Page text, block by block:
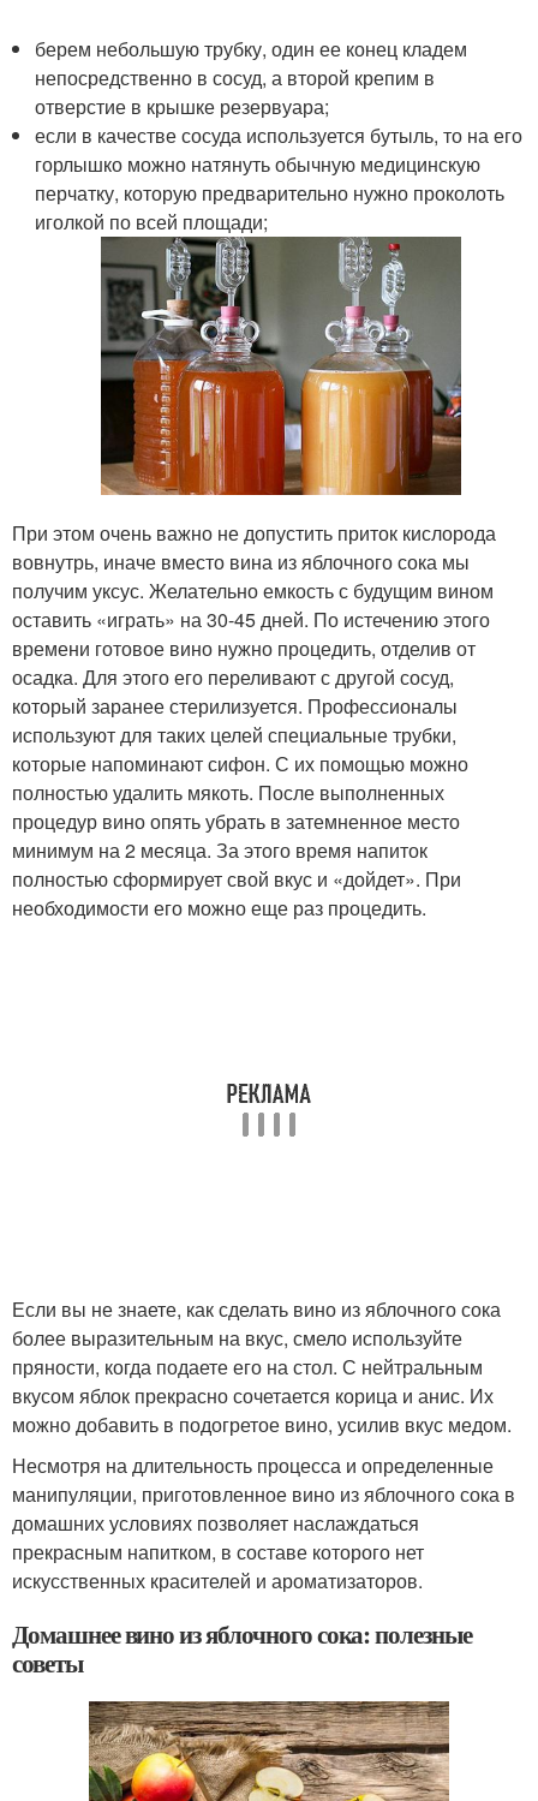
берем небольшую трубку, один ее конец кладем
непосредственно в сосуд, а второй крепим в
отверстие в крышке резервуара;
если в качестве сосуда используется бутыль, то на его
горлышко можно натянуть обычную медицинскую
перчатку, которую предварительно нужно проколоть
иголкой по всей площади;
При этом очень важно не допустить приток кислорода
вовнутрь, иначе вместо вина из яблочного сока мы
получим уксус. Желательно емкость с будущим вином
оставить «играть» на 30-45 дней. По истечению этого
времени готовое вино нужно процедить, отделив от
осадка. Для этого его переливают с другой сосуд,
который заранее стерилизуется. Профессионалы
используют для таких целей специальные трубки,
которые напоминают сифон. С их помощью можно
полностью удалить мякоть. После выполненных
процедур вино опять убрать в затемненное место
минимум на 2 месяца. За этого время напиток
полностью сформирует свой вкус и «дойдет». При
необходимости его можно еще раз процедить.
Если вы не знаете, как сделать вино из яблочного сока
более выразительным на вкус, смело используйте
пряности, когда подаете его на стол. С нейтральным
вкусом яблок прекрасно сочетается корица и анис. Их
можно добавить в подогретое вино, усилив вкус медом.
Несмотря на длительность процесса и определенные
манипуляции, приготовленное вино из яблочного сока в
домашних условиях позволяет наслаждаться
прекрасным напитком, в составе которого нет
искусственных красителей и ароматизаторов.
Домашнее вино из яблочного сока: полезные
советы